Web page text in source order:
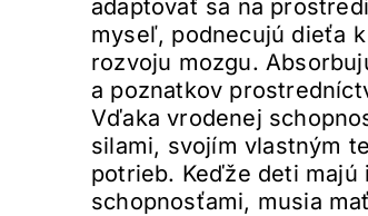
adaptovať sa na
myseľ, podnecujú dieťa
rozvoju mozgu.
a poznatkov
Vďaka vrodenej
silami, svojím vlastným
potrieb. Keďže deti majú
schopnosťami, musia